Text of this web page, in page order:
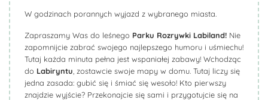
W godzinach porannych wyjazd z wybranego miasta.
Zapraszamy Was do leśnego Parku Rozrywki Labiland! Nie
zapomnijcie zabrać swojego najlepszego humoru i uśmiechu!
Tutaj każda minuta pełna jest wspaniałej zabawy! Wchodząc
do Labiryntu , zostawcie swoje mapy w domu. Tutaj liczy się
jedna zasada: gubić się i śmiać się wesoło! Kto pierwszy
znajdzie wyjście? Przekonajcie się sami i przygotujcie się na